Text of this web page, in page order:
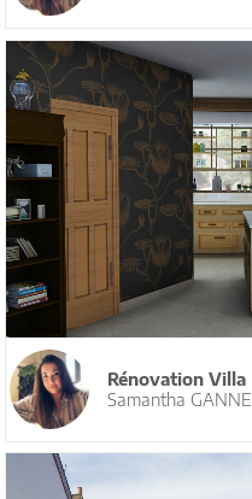
Rénovation Villa
Samantha GANNE